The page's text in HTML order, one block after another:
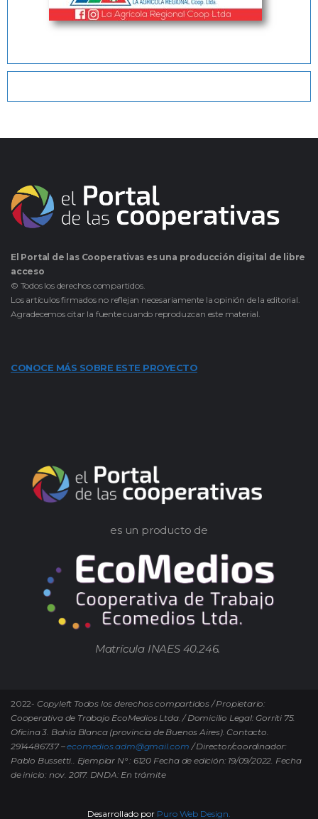
El Portal de las Cooperativas es una producción digital de libre
acceso
© Todos los derechos compartidos.
Los artículos firmados no reflejan necesariamente la opinión de la editorial.
Agradecemos citar la fuente cuando reproduzcan este material.
CONOCE MÁS SOBRE ESTE PROYECTO
es un producto de
Matrícula INAES 40.246.
2022- Copyleft Todos los derechos compartidos / Propietario:
Cooperativa de Trabajo EcoMedios Ltda. / Domicilio Legal: Gorriti 75.
Oficina 3. Bahía Blanca (provincia de Buenos Aires). Contacto.
2914486737 –ecomedios.adm@gmail.com / Director/coordinador:
Pablo Bussetti.. Ejemplar N° : 6120 Fecha de edición: 19/09/2022. Fecha
de inicio: nov. 2017. DNDA: En trámite
Desarrollado por Puro Web Design.